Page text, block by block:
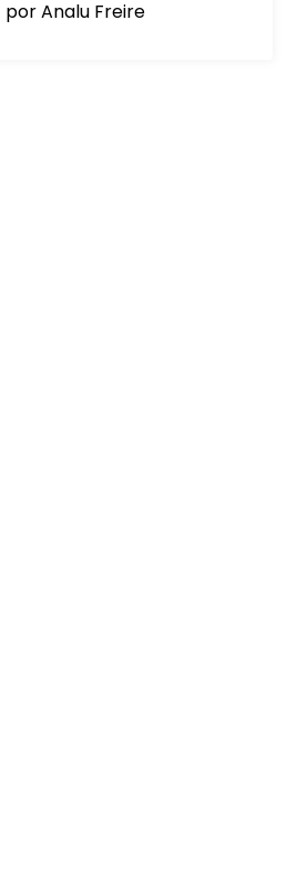
por Analu Freire